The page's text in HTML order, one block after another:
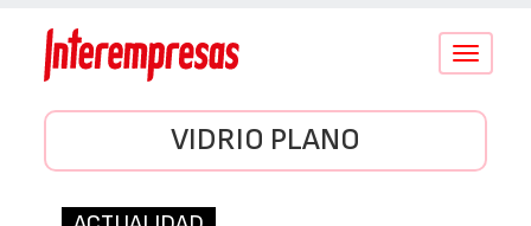
Conmutar
VIDRIO PLANO